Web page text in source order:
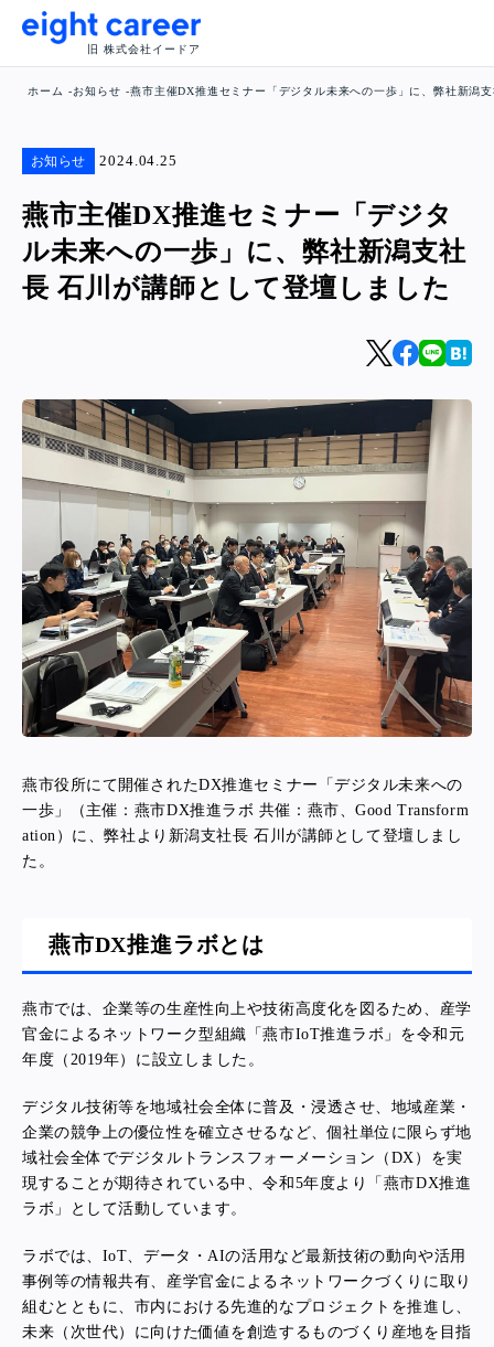
旧 株式会社イードア
ホーム お知らせ 燕市主催DX推進セミナー「デジタル未来への一歩」に、弊社新潟
お知らせ 2024.04.25
燕市主催DX推進セミナー「デジタ
ル未来への一歩」に、弊社新潟支社
長 石川が講師として登壇しました
燕市役所にて開催されたDX推進セミナー「デジタル未来への
一歩」（主催：燕市DX推進ラボ 共催：燕市、Good Transform
ation）に、弊社より新潟支社長 石川が講師として登壇しまし
た。
燕市DX推進ラボとは
燕市では、企業等の生産性向上や技術高度化を図るため、産学
官金によるネットワーク型組織「燕市IoT推進ラボ」を令和元
年度（2019年）に設立しました。
デジタル技術等を地域社会全体に普及・浸透させ、地域産業・
企業の競争上の優位性を確立させるなど、個社単位に限らず地
域社会全体でデジタルトランスフォーメーション（DX）を実
現することが期待されている中、令和5年度より「燕市DX推進
ラボ」として活動しています。
ラボでは、IoT、データ・AIの活用など最新技術の動向や活用
事例等の情報共有、産学官金によるネットワークづくりに取り
組むとともに、市内における先進的なプロジェクトを推進し、
未来（次世代）に向けた価値を創造するものづくり産地を目指